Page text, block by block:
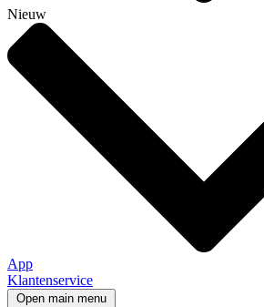
Nieuw
App
Klantenservice
Open main menu